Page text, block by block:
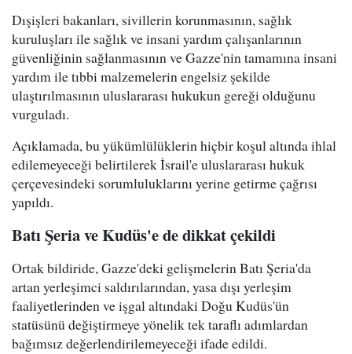
Dışişleri bakanları, sivillerin korunmasının, sağlık
kuruluşları ile sağlık ve insani yardım çalışanlarının
güvenliğinin sağlanmasının ve Gazze'nin tamamına insani
yardım ile tıbbi malzemelerin engelsiz şekilde
ulaştırılmasının uluslararası hukukun gereği olduğunu
vurguladı.
Açıklamada, bu yükümlülüklerin hiçbir koşul altında ihlal
edilemeyeceği belirtilerek İsrail'e uluslararası hukuk
çerçevesindeki sorumluluklarını yerine getirme çağrısı
yapıldı.
Batı Şeria ve Kudüs'e de dikkat çekildi
Ortak bildiride, Gazze'deki gelişmelerin Batı Şeria'da
artan yerleşimci saldırılarından, yasa dışı yerleşim
faaliyetlerinden ve işgal altındaki Doğu Kudüs'ün
statüsünü değiştirmeye yönelik tek taraflı adımlardan
bağımsız değerlendirilemeyeceği ifade edildi.